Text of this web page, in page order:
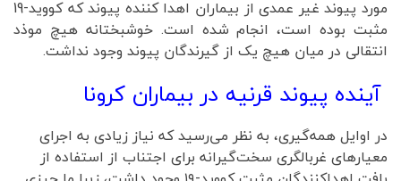
مورد پیوند غیر عمدی از بیماران اهدا کننده پیوند که کووید-19
مثبت بوده است، انجام شده است. خوشبختانه هیچ موذد
انتقالی در میان هیچ یک از گیرندگان پیوند وجود نداشت.
آینده پیوند قرنیه در بیماران کرونا
در اوایل همه‌گیری، به نظر می‌رسید که نیاز زیادی به اجرای
معیارهای غربالگری سخت‌گیرانه برای اجتناب از استفاده از